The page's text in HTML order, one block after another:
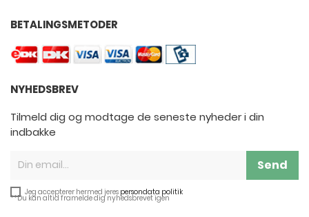
BETALINGSMETODER
NYHEDSBREV
Tilmeld dig og modtage de seneste nyheder i din
indbakke
Send
Jeg accepterer hermed jeres persondata politik
**Du kan altid framelde dig nyhedsbrevet igen